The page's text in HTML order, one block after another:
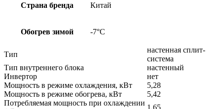
Страна бренда Китай
Обогрев зимой -7°С
Тип
настенная сплит-
система
Тип внутреннего блока
настенный
Инвертор
нет
Мощность в режиме охлаждения, кВт
5,28
Мощность в режиме обогрева, кВт
5,42
Потребляемая мощность при охлаждении
1,65